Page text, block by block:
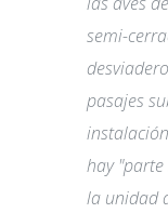
semi-
pasajes
hay
la unidad